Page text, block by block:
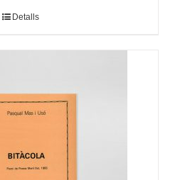
Detalls